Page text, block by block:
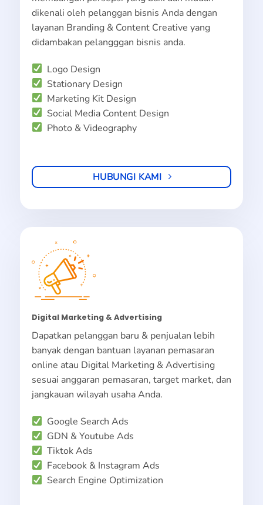
dikenali oleh pelanggan bisnis Anda dengan
layanan Branding & Content Creative yang
didambakan pelangggan bisnis anda.
Logo Design
Stationary Design
Marketing Kit Design
Social Media Content Design
Photo & Videography
HUBUNGI KAMI
Digital Marketing & Advertising
Dapatkan pelanggan baru & penjualan lebih
banyak dengan bantuan layanan pemasaran
online atau Digital Marketing & Advertising
sesuai anggaran pemasaran, target market, dan
jangkauan wilayah usaha Anda.
Google Search Ads
GDN & Youtube Ads
Tiktok Ads
Facebook & Instagram Ads
Search Engine Optimization